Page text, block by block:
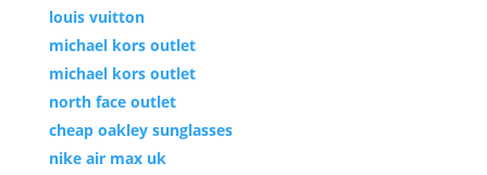
louis vuitton
michael kors outlet
michael kors outlet
north face outlet
cheap oakley sunglasses
nike air max uk